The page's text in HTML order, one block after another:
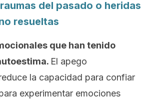
del pasado o heridas
resueltas
que han tenido
El apego
la capacidad para confiar
experimentar emociones